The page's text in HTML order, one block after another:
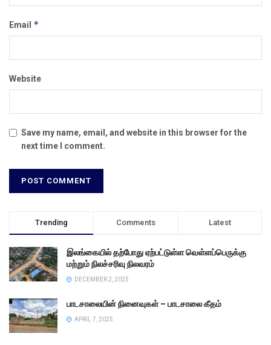
Email *
Website
Save my name, email, and website in this browser for the
next time I comment.
Trending Comments Latest
இலங்கையில் தற்போது ஏற்பட்டுள்ள வெள்ளப்பெருக்கு
மற்றும் நிலச்சரிவு நிலவரம்
DECEMBER 2, 2025
பாடசாலையின் நினைவுகள் – பாடசாலை கீதம்
APRIL 7, 2025